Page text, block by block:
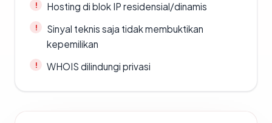
Hosting di blok IP residensial/dinamis
Sinyal teknis saja tidak membuktikan
kepemilikan
WHOIS dilindungi privasi